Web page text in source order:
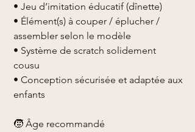
• Jeu d’imitation éducatif (dînette)
• Élément(s) à couper / éplucher /
assembler selon le modèle
• Système de scratch solidement
cousu
• Conception sécurisée et adaptée aux
enfants
🧒 Âge recommandé